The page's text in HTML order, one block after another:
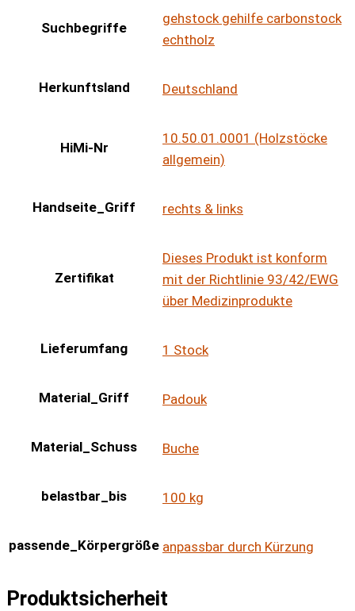
Suchbegriffe
gehstock gehilfe carbonstock
echtholz
Herkunftsland Deutschland
HiMi-Nr
10.50.01.0001 (Holzstöcke
allgemein)
Handseite_Griff rechts & links
Zertifikat
Dieses Produkt ist konform
mit der Richtlinie 93/42/EWG
über Medizinprodukte
Lieferumfang 1 Stock
Material_Griff Padouk
Material_Schuss Buche
belastbar_bis 100 kg
passende_Körpergröße anpassbar durch Kürzung
Produktsicherheit